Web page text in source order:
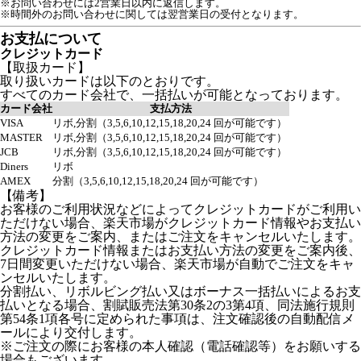
※お問い合わせには2営業日以内に返信します。
※時間外のお問い合わせに関しては翌営業日の受付となります。
お支払について
クレジットカード
【取扱カード】
取り扱いカードは以下のとおりです。
すべてのカード会社で、一括払いが可能となっております。
カード会社
支払方法
VISA
リボ,分割（3,5,6,10,12,15,18,20,24 回が可能です）
MASTER
リボ,分割（3,5,6,10,12,15,18,20,24 回が可能です）
JCB
リボ,分割（3,5,6,10,12,15,18,20,24 回が可能です）
Diners
リボ
AMEX
分割（3,5,6,10,12,15,18,20,24 回が可能です）
【備考】
お客様のご利用状況などによってクレジットカードがご利用い
ただけない場合、楽天市場がクレジットカード情報やお支払い
方法の変更をご案内、またはご注文をキャンセルいたします。
クレジットカード情報またはお支払い方法の変更をご案内後、
7日間変更いただけない場合、楽天市場が自動でご注文をキャ
ンセルいたします。
分割払い、リボルビング払い又はボーナス一括払いによるお支
払いとなる場合、割賦販売法第30条2の3第4項、同法施行規則
第54条1項各号に定められた事項は、注文確認後の自動配信メ
ールにより交付します。
※ご注文の際にお客様の本人確認（電話確認等）をお願いする